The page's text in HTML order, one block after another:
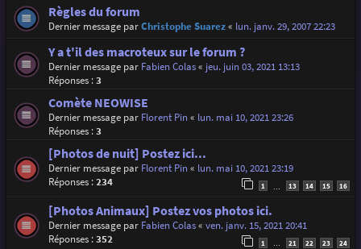
Règles du forum
Dernier message parChristophe Suarez« lun. janv. 29, 2007 22:23
Y a t'il des macroteux sur le forum ?
Dernier message par Fabien Colas« jeu. juin 03, 2021 13:13
Réponses :3
Comète NEOWISE
Dernier message par Florent Pin« lun. mai 10, 2021 23:26
Réponses :3
[Photos de nuit] Postez ici...
Dernier message par Florent Pin« lun. mai 10, 2021 23:19
Réponses :234 1 13 14 15 16
[Photos Animaux] Postez vos photos ici.
Dernier message par Fabien Colas« ven. janv. 15, 2021 20:41
Réponses :352 1 21 22 23 24